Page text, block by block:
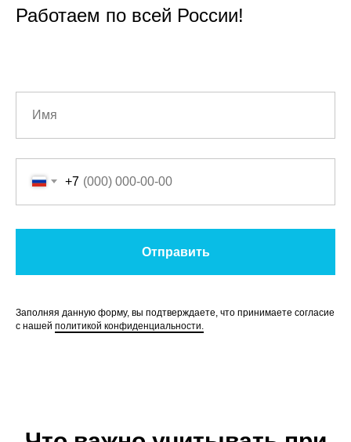
Работаем по всей России!
+7
Отправить
Заполняя данную форму, вы подтверждаете, что принимаете согласие
с нашей политикой конфиденциальности.